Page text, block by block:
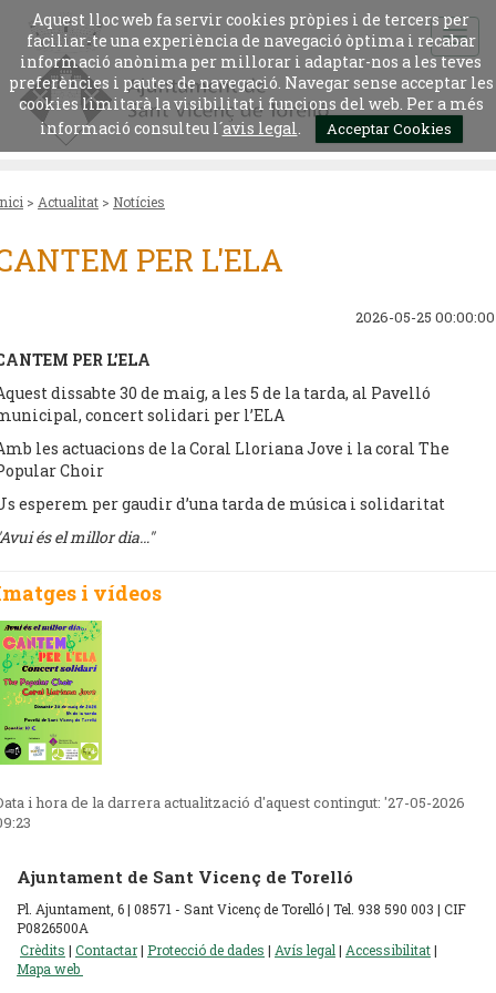
Aquest lloc web fa servir cookies pròpies i de tercers per
faciliar-te una experiència de navegació òptima i recabar
informació anònima per millorar i adaptar-nos a les teves
preferències i pautes de navegació. Navegar sense acceptar les
cookies limitarà la visibilitat i funcions del web. Per a més
informació consulteu l´avis legal. Acceptar Cookies
> Actualitat > Notícies
PER L'ELA
2026-05-25 00:00:00
PER L’ELA
dissabte 30 de maig, a les 5 de la tarda, al Pavelló
concert solidari per l’ELA
les actuacions de la Coral Lloriana Jove i la coral The
Choir
esperem per gaudir d’una tarda de música i solidaritat
és el millor dia…"
i vídeos
i hora de la darrera actualització d'aquest contingut: '27-05-2026
Ajuntament de Sant Vicenç de Torelló
Pl. Ajuntament, 6 | 08571 - Sant Vicenç de Torelló | Tel. 938 590 003 | CIF
P0826500A
Crèdits | Contactar| Protecció de dades | Avís legal | Accessibilitat|
Mapa web